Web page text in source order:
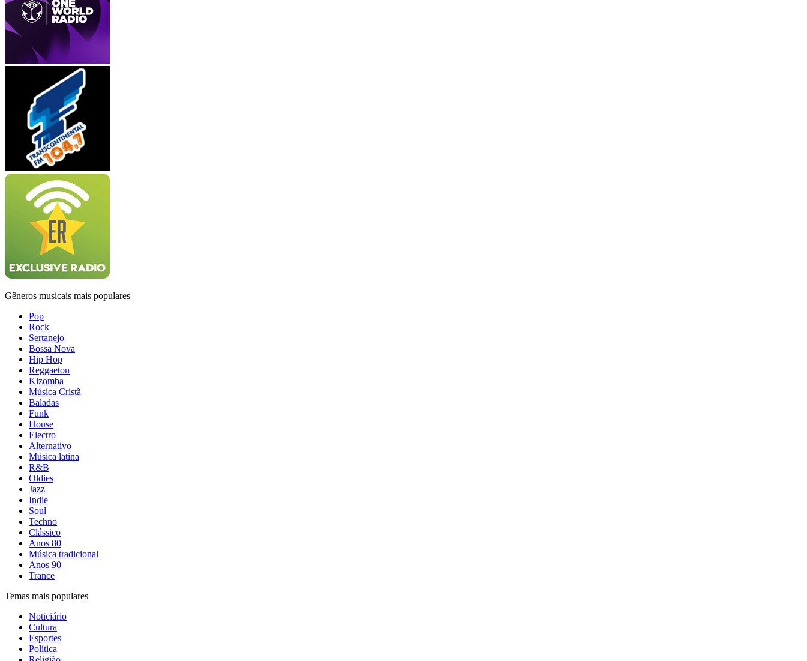
Gêneros musicais mais populares
Pop
Rock
Sertanejo
Bossa Nova
Hip Hop
Reggaeton
Kizomba
Música Cristã
Baladas
Funk
House
Electro
Alternativo
Música latina
R&B
Oldies
Jazz
Indie
Soul
Techno
Clássico
Anos 80
Música tradicional
Anos 90
Trance
Temas mais populares
Noticiário
Cultura
Esportes
Política